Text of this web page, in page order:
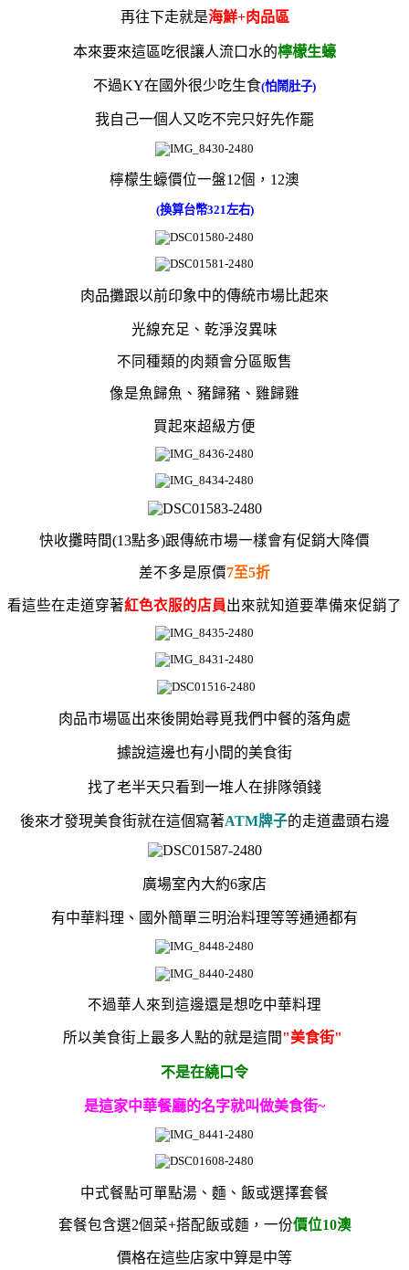
再往下走就是海鮮+肉品區
本來要來這區吃很讓人流口水的檸檬生蠔
不過KY在國外很少吃生食(怕鬧肚子)
我自己一個人又吃不完只好先作罷
檸檬生蠔價位一盤12個，12澳
(換算台幣321左右)
肉品攤跟以前印象中的傳統市場比起來
光線充足、乾淨沒異味
不同種類的肉類會分區販售
像是魚歸魚、豬歸豬、雞歸雞
買起來超級方便
快收攤時間(13點多)跟傳統市場一樣會有促銷大降價
差不多是原價7至5折
看這些在走道穿著紅色衣服的店員出來就知道要準備來促銷了
肉品市場區出來後開始尋覓我們中餐的落角處
據說這邊也有小間的美食街
找了老半天只看到一堆人在排隊領錢
後來才發現美食街就在這個寫著ATM牌子的走道盡頭右邊
廣場室內大約6家店
有中華料理、國外簡單三明治料理等等通通都有
不過華人來到這邊還是想吃中華料理
所以美食街上最多人點的就是這間"美食街"
不是在繞口令
是這家中華餐廳的名字就叫做美食街~
中式餐點可單點湯、麵、飯或選擇套餐
套餐包含選2個菜+搭配飯或麵，一份價位10澳
價格在這些店家中算是中等